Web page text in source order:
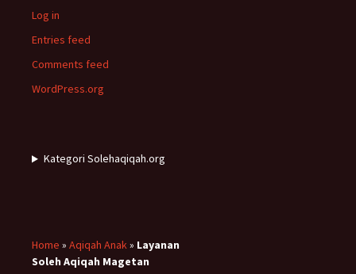
Log in
Entries feed
Comments feed
WordPress.org
Kategori Solehaqiqah.org
Home » Aqiqah Anak» Layanan
Soleh Aqiqah Magetan